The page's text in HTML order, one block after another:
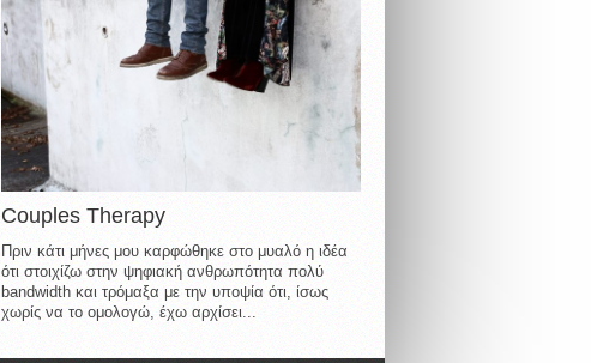
Couples Therapy
Πριν κάτι μήνες μου καρφώθηκε στο μυαλό η ιδέα
ότι στοιχίζω στην ψηφιακή ανθρωπότητα πολύ
bandwidth και τρόμαξα με την υποψία ότι, ίσως
χωρίς να το ομολογώ, έχω αρχίσει...